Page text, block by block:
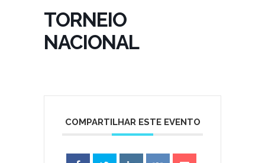
TORNEIO
NACIONAL
COMPARTILHAR ESTE EVENTO